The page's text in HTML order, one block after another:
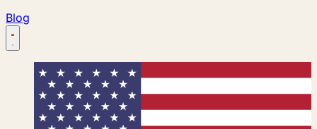
Blog